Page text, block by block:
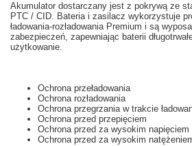
Akumulator dostarczany jest z pokrywą ze
PTC / CID. Bateria i zasilacz wykorzystuje
ładowania-rozładowania Premium i są
zabezpieczeń, zapewniając baterii
użytkowanie.
Ochrona przeładowania
Ochrona rozładowania
Ochrona przegrzania w trakcie
Ochrona przed przepięciem
Ochrona przed za wysokim napięciem
Ochrona przed za wysokim